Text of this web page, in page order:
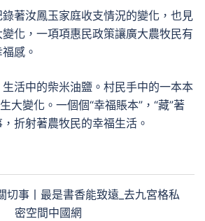
著汝鳳玉家庭收支情況的變化，也見
化，一項項惠民政策讓廣大農牧民有
感。
活中的柴米油鹽。村民手中的一本本
大變化。一個個“幸福賬本”，“藏”著
折射著農牧民的幸福生活。
切事丨最是書香能致遠_去九宮格私
密空間中國網